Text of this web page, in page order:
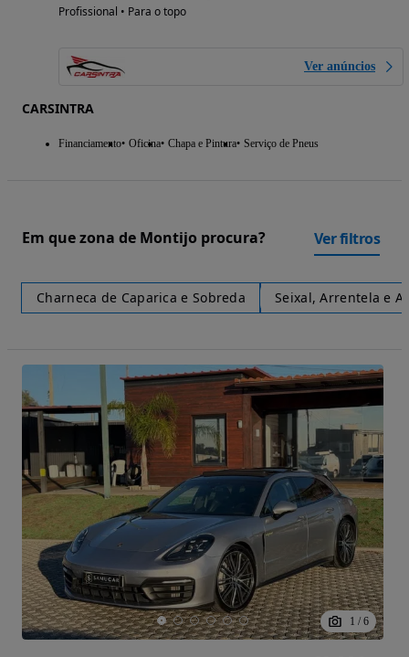
Profissional • Para o topo
Ver anúncios
CARSINTRA
Financiamento Oficina Chapa e Pintura Serviço de Pneus
Em que zona de Montijo procura? Ver filtros
Charneca de Caparica e Sobreda Seixal, Arrentela e
1 / 6